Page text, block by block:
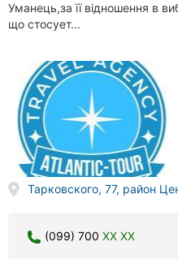
Уманець,за її відношення в
що стосует...
Тарковского, 77, район
(099) 700 XX XX